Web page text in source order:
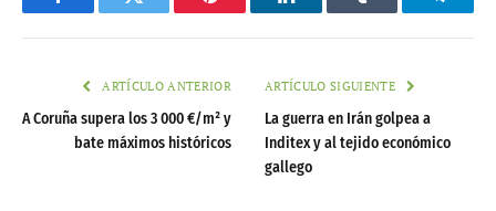
FacebookTwitter Pinterest LinkedInTumblr
ARTÍCULO ANTERIOR
A Coruña supera los 3 000 €/m² y
bate máximos históricos
ARTÍCULO SIGUIENTE
La guerra en Irán golpea a
Inditex y al tejido económico
gallego